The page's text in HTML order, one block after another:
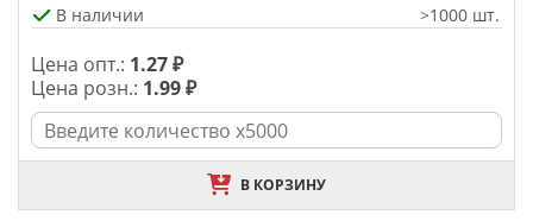
В наличии
>1000 шт.
Цена опт.: 1.27 ₽
Цена розн.: 1.99 ₽
В КОРЗИНУ